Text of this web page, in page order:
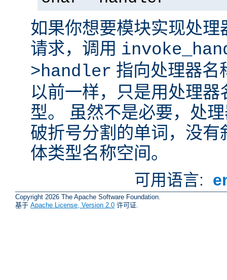
如果你想要模块实现处
请求，调用
>handler 指向处理器名
以前一样，只是用处理
型。 虽然不是必要，处
破折号分割的单词，没
体类型名称空间。
可用语言:
Copyright 2026 The Apache Software Foundation.
基于 Apache License, Version 2.0 许可证.